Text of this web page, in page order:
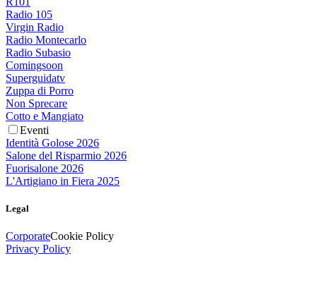
Radio 105
Virgin Radio
Radio Montecarlo
Radio Subasio
Comingsoon
Superguidatv
Zuppa di Porro
Non Sprecare
Cotto e Mangiato
Eventi
Identità Golose 2026
Salone del Risparmio 2026
Fuorisalone 2026
L'Artigiano in Fiera 2025
Legal
CorporateCookie Policy
Privacy Policy